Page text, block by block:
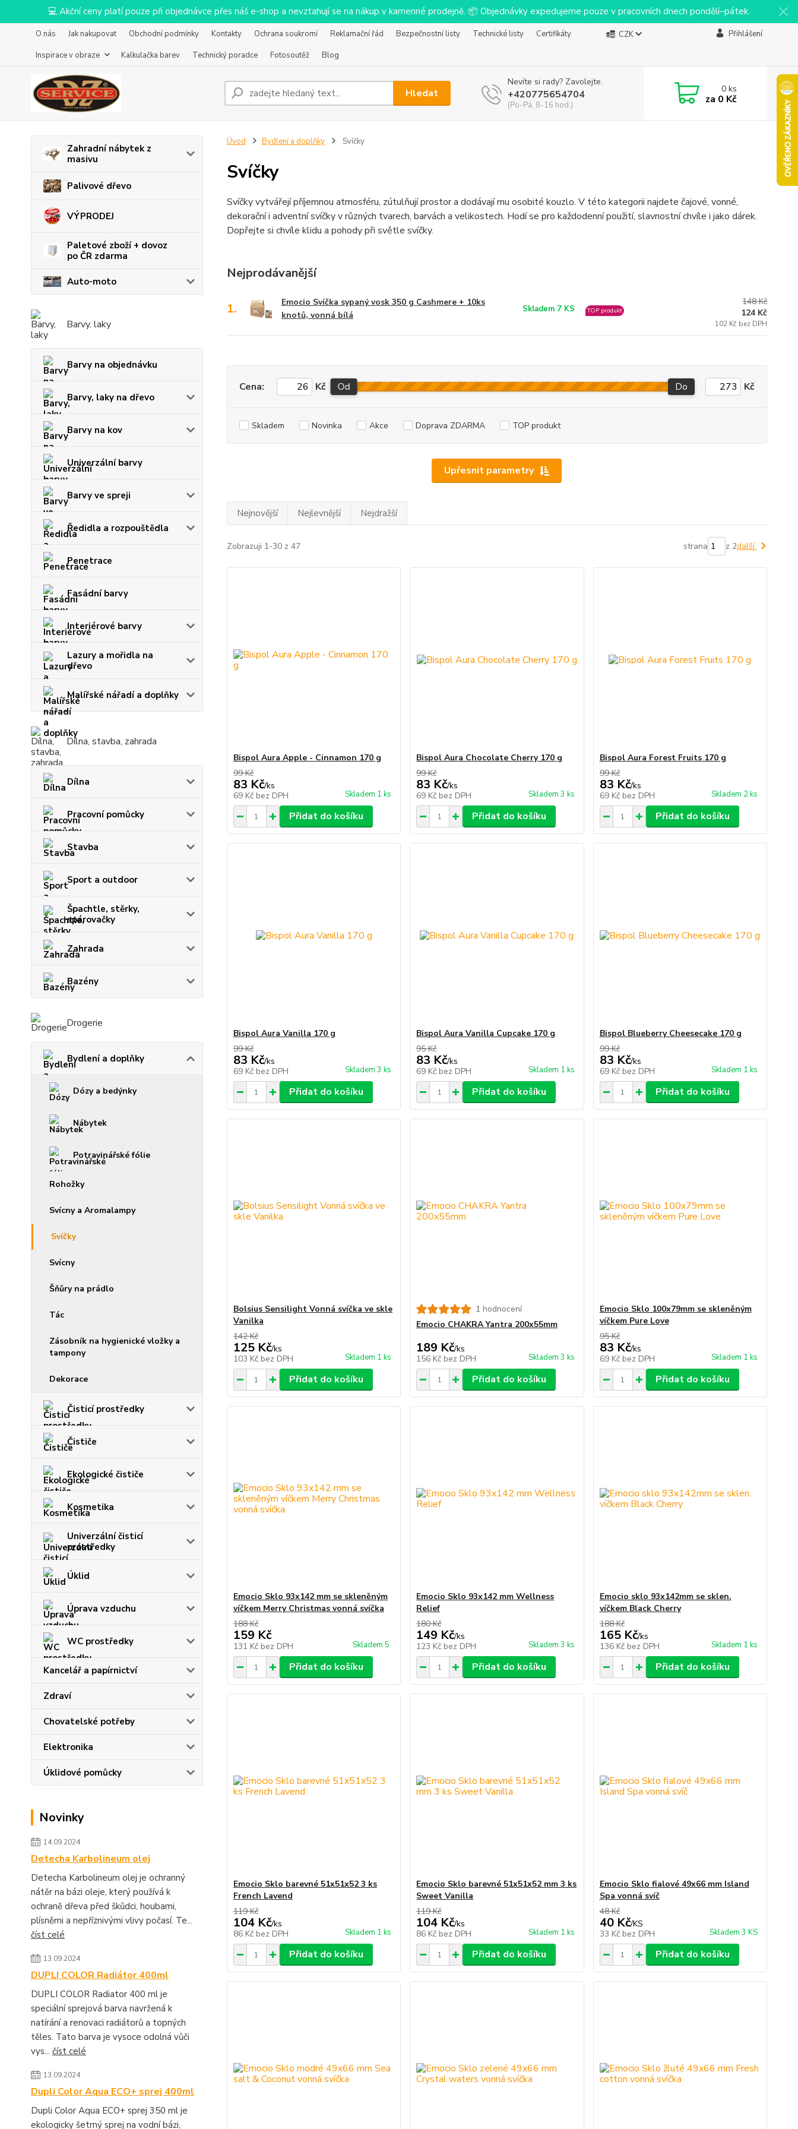
💻 Akční ceny platí pouze při objednávce přes náš e-shop a nevztahují se na nákup v kamenné prodejně. 📦 Objednávky expedujeme pouze v pracovních dnech pondělí–pátek.
O nás Jak nakupovat Obchodní podmínky Kontakty Ochrana soukromí Reklamační řád Bezpečnostní listy Technické listy
Certifikáty
Inspirace v obraze
Kalkulačka barev Technický poradce Fotosoutěž Blog
CZK Přihlášení
Hledat
Nevíte si rady? Zavolejte.
+420775654704
(Po-Pá, 8-16 hod.)
0ks
za 0 Kč
Zahradní nábytek z
masivu
Palivové dřevo
VÝPRODEJ
Paletové zboží + dovoz
po ČR zdarma
Auto-moto
Barvy, laky
Barvy na objednávku
Barvy, laky na dřevo
Barvy na kov
Univerzální barvy
Barvy ve spreji
Ředidla a rozpouštědla
Penetrace
Fasádní barvy
Interiérové barvy
Lazury a mořidla na
dřevo
Malířské nářadí a doplňky
Dílna, stavba, zahrada
Dílna
Pracovní pomůcky
Stavba
Sport a outdoor
Špachtle, stěrky,
spárovačky
Zahrada
Bazény
Drogerie
Bydlení a doplňky
Dózy a bedýnky
Nábytek
Potravinářské fólie
Rohožky
Svícny a Aromalampy
Svíčky
Svícny
Šňůry na prádlo
Tác
Zásobník na hygienické vložky a
tampony
Dekorace
Čisticí prostředky
Čističe
Ekologické čističe
Kosmetika
Univerzální čisticí
prostředky
Úklid
Úprava vzduchu
WC prostředky
Kancelář a papírnictví
Zdraví
Chovatelské potřeby
Elektronika
Úklidové pomůcky
Novinky
14.09.2024
Detecha Karbolineum olej
Detecha Karbolineum olej je ochranný
nátěr na bázi oleje, který používá k
ochraně dřeva před škůdci, houbami,
plísněmi a nepříznivými vlivy počasí. Te...
číst celé
13.09.2024
DUPLI COLOR Radiátor 400ml
DUPLI COLOR Radiator 400 ml je
speciální sprejová barva navržená k
natírání a renovaci radiátorů a topných
těles. Tato barva je vysoce odolná vůči
vys... číst celé
13.09.2024
Dupli Color Aqua ECO+ sprej 400ml
Dupli Color Aqua ECO+ sprej 350 ml je
ekologicky šetrný sprej na vodní bázi,
Úvod Bydlení a doplňky Svíčky
Svíčky
Svíčky vytvářejí příjemnou atmosféru, zútulňují prostor a dodávají mu osobité kouzlo. V této kategorii najdete čajové, vonné,
dekorační i adventní svíčky v různých tvarech, barvách a velikostech. Hodí se pro každodenní použití, slavnostní chvíle i jako dárek.
Dopřejte si chvíle klidu a pohody při světle svíčky.
Nejprodávanější
1.
Emocio Svíčka sypaný vosk 350 g Cashmere + 10ks
knotů, vonná bílá
Skladem 7 KS TOP produkt
148 Kč
124 Kč
102 Kč bez DPH
Upřesnit parametry
Cena: Kč Od Do Kč
Skladem Novinka Akce Doprava ZDARMA TOP produkt
Nejnovější Nejlevnější Nejdražší
Zobrazuji 1-30 z 47 strana z 2další
Bispol Aura Apple - Cinnamon 170 g
99 Kč
83 Kč/ks
69 Kč bez DPH Skladem 1 ks
Přidat do košíku
Bispol Aura Chocolate Cherry 170 g
99 Kč
83 Kč/ks
69 Kč bez DPH Skladem 3 ks
Přidat do košíku
Bispol Aura Forest Fruits 170 g
99 Kč
83 Kč/ks
69 Kč bez DPH Skladem 2 ks
Přidat do košíku
Bispol Aura Vanilla 170 g
99 Kč
83 Kč/ks
69 Kč bez DPH Skladem 3 ks
Přidat do košíku
Bispol Aura Vanilla Cupcake 170 g
95 Kč
83 Kč/ks
69 Kč bez DPH Skladem 1 ks
Přidat do košíku
Bispol Blueberry Cheesecake 170 g
99 Kč
83 Kč/ks
69 Kč bez DPH Skladem 1 ks
Přidat do košíku
Bolsius Sensilight Vonná svíčka ve skle
Vanilka
142 Kč
125 Kč/ks
103 Kč bez DPH Skladem 1 ks
Přidat do košíku
1 hodnocení
Emocio CHAKRA Yantra 200x55mm
189 Kč/ks
156 Kč bez DPH Skladem 3 ks
Přidat do košíku
Emocio Sklo 100x79mm se skleněným
víčkem Pure Love
95 Kč
83 Kč/ks
69 Kč bez DPH Skladem 1 ks
Přidat do košíku
Emocio Sklo 93x142 mm se skleněným
víčkem Merry Christmas vonná svíčka
188 Kč
159 Kč
131 Kč bez DPH Skladem 5
Přidat do košíku
Emocio Sklo 93x142 mm Wellness
Relief
180 Kč
149 Kč/ks
123 Kč bez DPH Skladem 3 ks
Přidat do košíku
Emocio sklo 93x142mm se sklen.
víčkem Black Cherry
188 Kč
165 Kč/ks
136 Kč bez DPH Skladem 1 ks
Přidat do košíku
Emocio Sklo barevné 51x51x52 3 ks
French Lavend
119 Kč
104 Kč/ks
86 Kč bez DPH Skladem 1 ks
Přidat do košíku
Emocio Sklo barevné 51x51x52 mm 3 ks
Sweet Vanilla
119 Kč
104 Kč/ks
86 Kč bez DPH Skladem 1 ks
Přidat do košíku
Emocio Sklo fialové 49x66 mm Island
Spa vonná svíč
48 Kč
40 Kč/KS
33 Kč bez DPH Skladem 3 KS
Přidat do košíku